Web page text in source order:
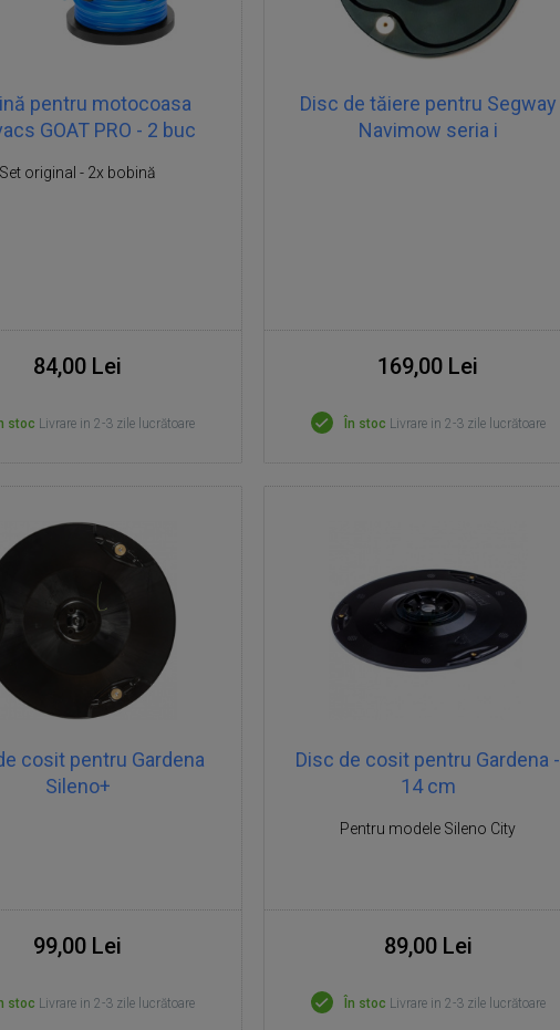
pentru motocoasa
GOAT PRO - 2 buc
Set original - 2x bobină
84,00 Lei
stoc Livrare in 2-3 zile lucrătoare
Disc de tăiere pentru Segway
Navimow seria i
169,00 Lei
În stoc Livrare in 2-3 zile lucrătoare
cosit pentru Gardena
Sileno+
99,00 Lei
stoc Livrare in 2-3 zile lucrătoare
Disc de cosit pentru Gardena -
14 cm
Pentru modele Sileno City
89,00 Lei
În stoc Livrare in 2-3 zile lucrătoare